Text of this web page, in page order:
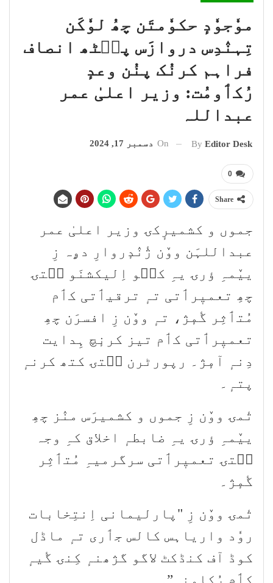
موٗجوٗدٕ حکوٗمتَن چھُ لوٗکَن
تِہنٛدِس دروازَس پٮ۪ٹھ انصاف
فراہم کرنُک پنُن وعدٕ
رُکٲومُت: وزیر اعلیٰ عمر
عبداللہ
By Editor Desk
On دسمبر 17, 2024
0
Share
جموں و کشمیرٕکۍ وزیر اعلیٰ عمر
عبداللہَن ووٚن ژٔنٛدٕروارِ دۄہ زِ
ییٚمہِ ؤرۍ یہِ کٮ۪و اِلیکشنَو سۭتۍ
چھِ تعمیٖرٲتی تہٕ ترقیٲتی کٲم
مُتٲثِر گٔمٕژ، تہٕ ووٚن زِ افسرَن چھِ
تعمیٖرٲتی کٲم تیز کرنٕچ ہِدایت
دِنہٕ آمٕژ۔ رپورٹرن سۭتۍ کتھ کرنہٕ
پتہٕ۔
تٔمۍ ووٚن زِ جموں و کشمیرَس منٛز چھِ
ییٚمہِ ؤرۍ یہِ ضابطہٕ اخلاق کہِ وجہ
سۭتۍ تعمیٖرٲتی سرگرمیہِ مُتٲثِر
گٔمٕژ۔
تٔمۍ ووٚن زِ "پارلیمانی اِنتِخابات
روٗد واریاہس کالس جٲری تہٕ ماڈل
کوڈ آف کنڈکٹ لاگو گژھنہٕ کِنۍ گٔیہٕ
کٲم رُکاونہٕ”۔